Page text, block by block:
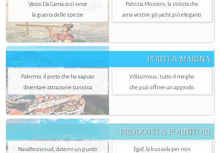
Vasco Da Gama così vince
la guerra delle spezie
Patrizia Mosconi, la stilista che
ama vestire gli yacht più eleganti
PORTI & MARINA
Palermo, il porto che ha saputo
diventare attrazione turistica
Villasimius, tutto il meglio
che può offrire un approdo
PRODOTTI & FORNITORI
Navaltecnosud, datemi un punto
Egaf, la bussola per non